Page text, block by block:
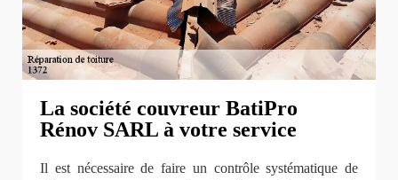
La société couvreur BatiPro
Rénov SARL à votre service
Il est nécessaire de faire un contrôle systématique de